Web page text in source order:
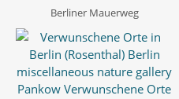
Berliner Mauerweg